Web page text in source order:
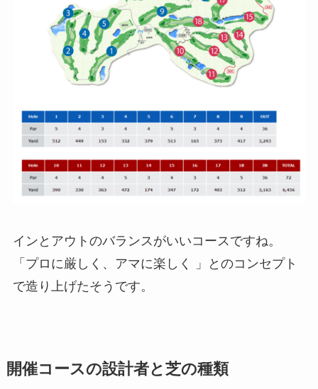
インとアウトのバランスがいいコースですね。
「プロに厳しく、アマに楽しく 」とのコンセプト
で造り上げたそうです。
開催コースの設計者と芝の種類